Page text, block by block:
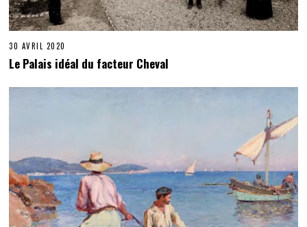
30 AVRIL 2020
Le Palais idéal du facteur Cheval